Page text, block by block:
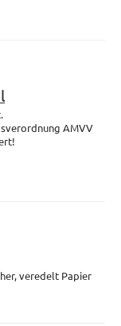
AMVV
veredelt Papier